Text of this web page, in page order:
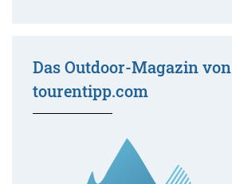
Das Outdoor-Magazin von
tourentipp.com